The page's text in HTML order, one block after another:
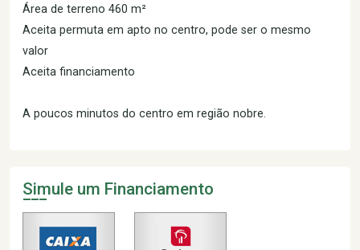
Área de terreno 460 m²
Aceita permuta em apto no centro, pode ser o mesmo
valor
Aceita financiamento
A poucos minutos do centro em região nobre.
Simule um Financiamento